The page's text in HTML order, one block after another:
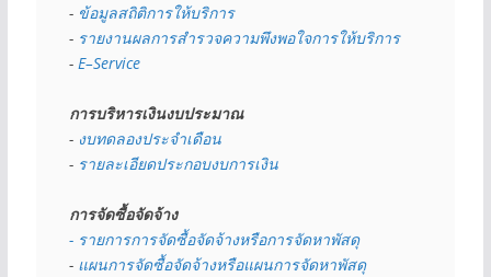
- ข้อมูลสถิติการให้บริการ
- รายงานผลการสำรวจความพึงพอใจการให้บริการ
- E–Service
การบริหารเงินงบประมาณ
- งบทดลองประจำเดือน
- รายละเอียดประกอบงบการเงิน
การจัดซื้อจัดจ้าง
- รายการการจัดซื้อจัดจ้างหรือการจัดหาพัสดุ
- แผนการจัดซื้อจัดจ้างหรือแผนการจัดหาพัสดุ